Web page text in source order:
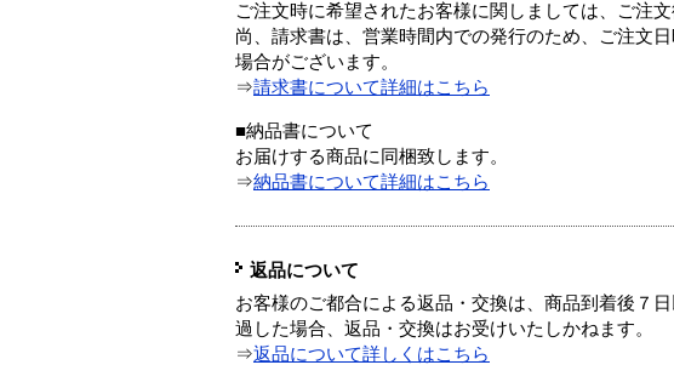
ご注文時に希望されたお客様に関しましては、ご注
尚、請求書は、営業時間内での発行のため、ご注文
場合がございます。
⇒請求書について詳細はこちら
■納品書について
お届けする商品に同梱致します。
⇒納品書について詳細はこちら
返品について
お客様のご都合による返品・交換は、商品到着後７
過した場合、返品・交換はお受けいたしかねます。
⇒返品について詳しくはこちら